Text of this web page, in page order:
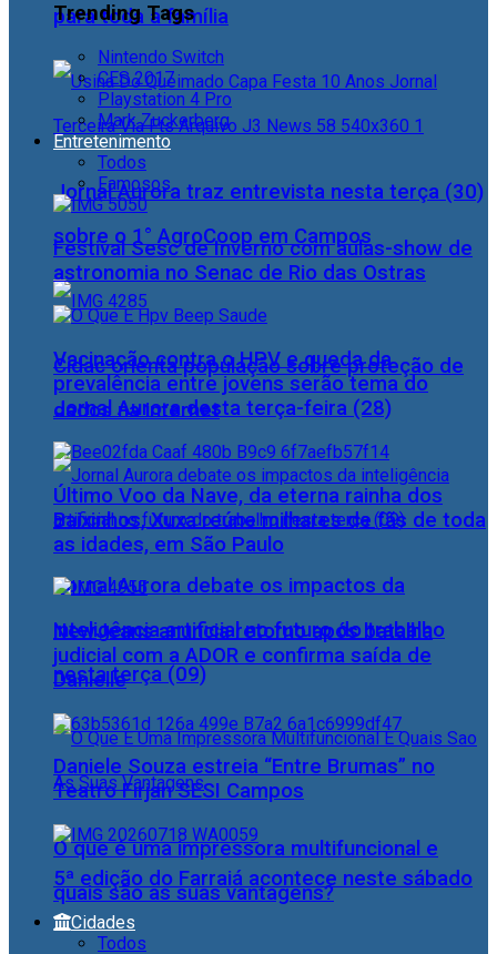
para toda a família
Jornal Aurora traz entrevista nesta terça (30)
sobre o 1° AgroCoop em Campos
Cidac orienta população sobre proteção de
dados na internet
Jornal Aurora debate os impactos da
inteligência artificial no futuro do trabalho
nesta terça (09)
O que é uma impressora multifuncional e
quais são as suas vantagens?
Trending Tags
Nintendo Switch
CES 2017
Playstation 4 Pro
Mark Zuckerberg
Entretenimento
Todos
Famosos
Festival Sesc de Inverno com aulas-show de
astronomia no Senac de Rio das Ostras
Vacinação contra o HPV e queda da
prevalência entre jovens serão tema do
Jornal Aurora desta terça-feira (28)
Último Voo da Nave, da eterna rainha dos
Baixinhos, Xuxa reúne milhares de fãs de toda
as idades, em São Paulo
NewJeans anuncia retorno após batalha
judicial com a ADOR e confirma saída de
Danielle
Daniele Souza estreia “Entre Brumas” no
Teatro Firjan SESI Campos
5ª edição do Farraiá acontece neste sábado
Cidades
Todos